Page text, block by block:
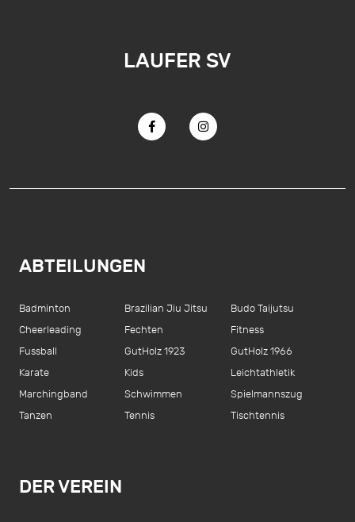
LAUFER SV
ABTEILUNGEN
Badminton Brazilian Jiu Jitsu
Budo Taijutsu
Cheerleading
Fechten
Fitness
Fussball
GutHolz 1923
GutHolz 1966
Karate
Kids
Leichtathletik
Marchingband
Schwimmen
Spielmannszug
Tanzen
Tennis Tischtennis
DER VEREIN